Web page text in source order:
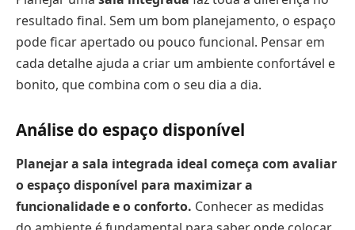
resultado final. Sem um bom planejamento, o espaço
pode ficar apertado ou pouco funcional. Pensar em
cada detalhe ajuda a criar um ambiente confortável e
bonito, que combina com o seu dia a dia.
Análise do espaço disponível
Planejar a sala integrada ideal começa com avaliar
o espaço disponível para maximizar a
funcionalidade e o conforto. Conhecer as medidas